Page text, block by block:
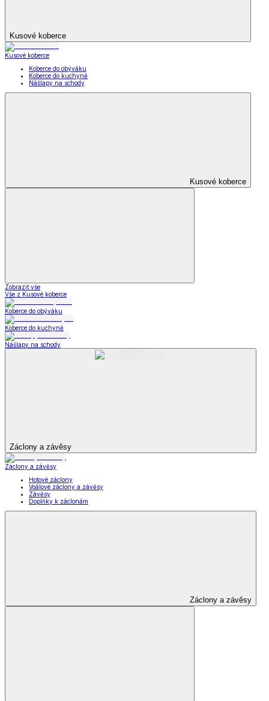
Kusové koberce
Kusové koberce
Koberce do obýváku
Koberce do kuchyně
Nášlapy na schody
Kusové koberce
Zobrazit vše
Vše z Kusové koberce
Koberce do obýváku
Koberce do kuchyně
Nášlapy na schody
Záclony a závěsy
Záclony a závěsy
Hotové záclony
Voálové záclony a závěsy
Závěsy
Doplňky k záclonám
Záclony a závěsy